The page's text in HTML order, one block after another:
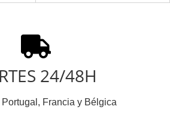
24/48H
Francia y Bélgica